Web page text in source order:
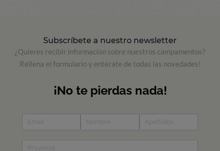
Subscríbete a nuestro newsletter
¿Quieres recibir información sobre nuestros campamentos?
Rellena el formulario y entérate de todas las novedades!